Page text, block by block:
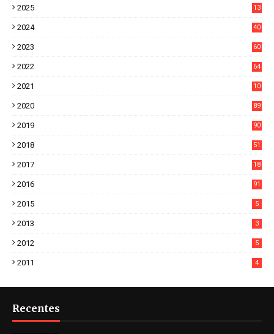
2025
13
2024
40
2023
60
2022
64
2021
10
2020
89
2019
90
2018
51
2017
18
2016 91
2015 5
2013 3
2012 5
2011 4
Recentes